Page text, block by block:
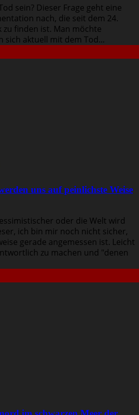
sein? Dieser Frage geht eine
nach, die seit dem 24.
zu finden ist. Man möchte
sich aktuell mit dem Tod...
uns auf peinlichste Weise
oder die Welt wird
ich bin mir noch nicht sicher,
gerade angemessen ist. Leicht
zu machen und "denen